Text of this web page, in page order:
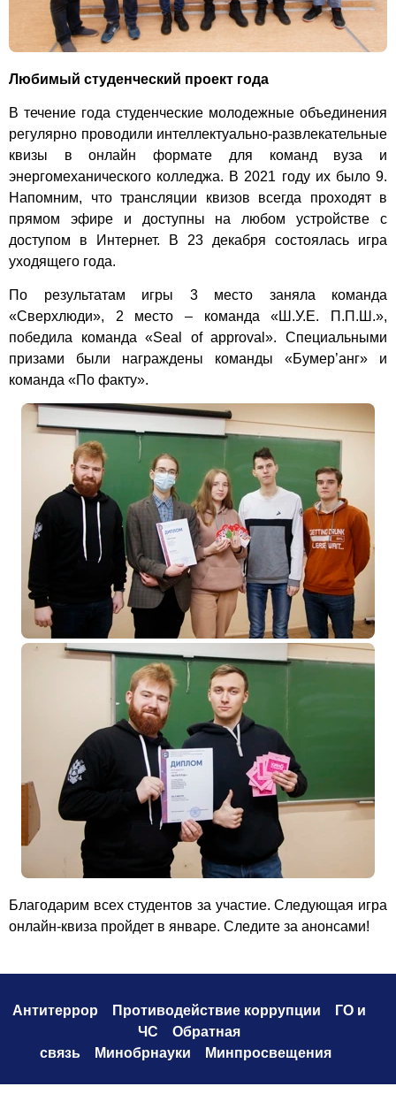
Любимый студенческий проект года
В течение года студенческие молодежные объединения
регулярно проводили интеллектуально-развлекательные
квизы в онлайн формате для команд вуза и
энергомеханического колледжа. В 2021 году их было 9.
Напомним, что трансляции квизов всегда проходят в
прямом эфире и доступны на любом устройстве с
доступом в Интернет. В 23 декабря состоялась игра
уходящего года.
По результатам игры 3 место заняла команда
«Сверхлюди», 2 место – команда «Ш.У.Е. П.П.Ш.»,
победила команда «Seal of approval». Специальными
призами были награждены команды «Бумер’анг» и
команда «По факту».
Благодарим всех студентов за участие. Следующая игра
онлайн-квиза пройдет в январе. Следите за анонсами!
Антитеррор Противодействие коррупции
ГО и
ЧС
Обратная
связь
Минобрнауки Минпросвещения